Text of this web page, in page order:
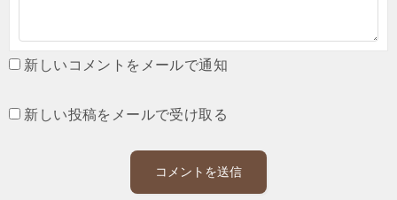
新しいコメントをメールで通知
新しい投稿をメールで受け取る